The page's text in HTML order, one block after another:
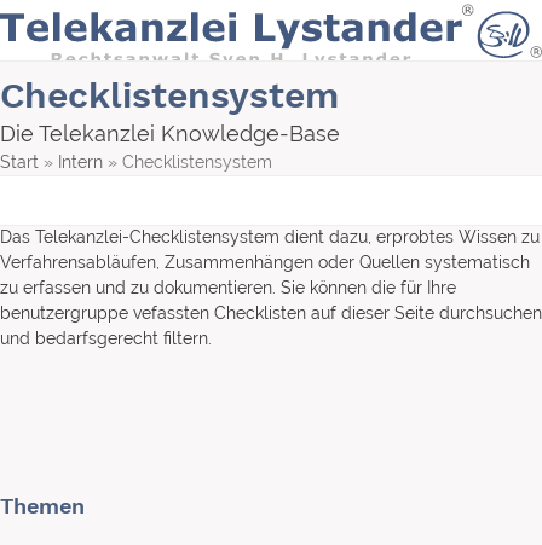
Skip
content
Checklistensystem
Die Telekanzlei Knowledge-Base
Start » Intern » Checklistensystem
Das Telekanzlei-Checklistensystem dient dazu, erprobtes Wissen zu
Verfahrensabläufen, Zusammenhängen oder Quellen systematisch
zu erfassen und zu dokumentieren. Sie können die für Ihre
benutzergruppe vefassten Checklisten auf dieser Seite durchsuchen
und bedarfsgerecht filtern.
Themen